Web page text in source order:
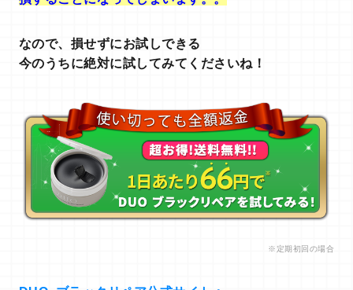
なので、損せずにお試しできる
今のうちに絶対に試してみてくださいね！
※定期初回の場合